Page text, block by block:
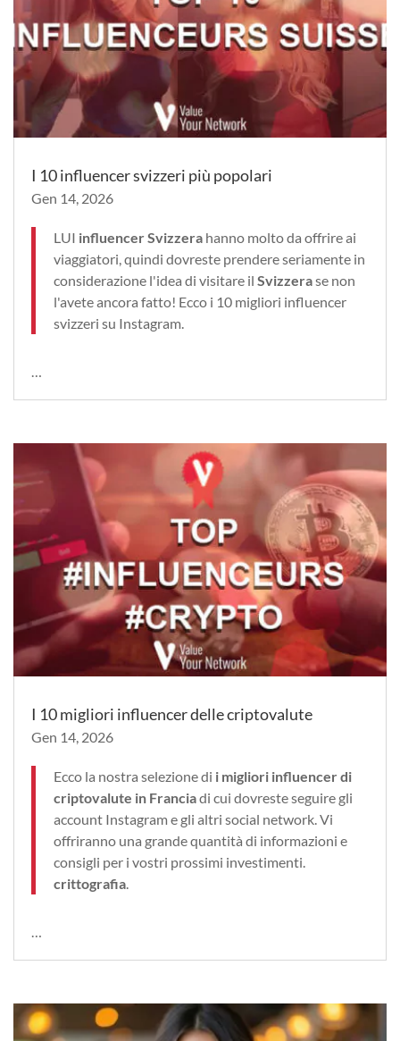
I 10 influencer svizzeri più popolari
Gen 14, 2026
LUI influencer Svizzera hanno molto da offrire ai
viaggiatori, quindi dovreste prendere seriamente in
considerazione l'idea di visitare il Svizzerase non
l'avete ancora fatto! Ecco i 10 migliori influencer
svizzeri su Instagram.
…
I 10 migliori influencer delle criptovalute
Gen 14, 2026
Ecco la nostra selezione di i migliori influencer di
criptovalute in Franciadi cui dovreste seguire gli
account Instagram e gli altri social network. Vi
offriranno una grande quantità di informazioni e
consigli per i vostri prossimi investimenti.
crittografia.
…